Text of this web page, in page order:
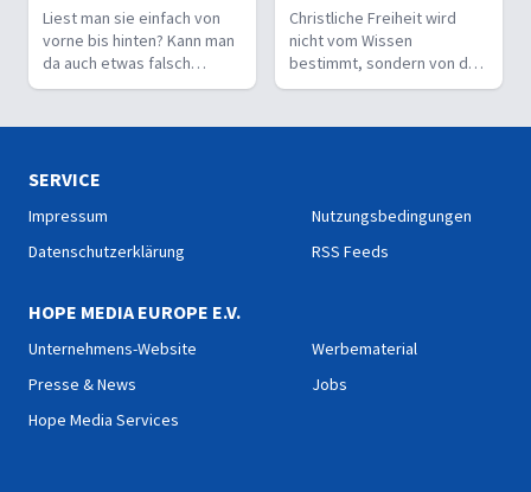
Liest man sie einfach von
vorne bis hinten? Kann man
da auch etwas falsch
machen? Wie interpretiert
Christliche Freiheit wird
nicht vom Wissen
bestimmt, sondern von der
Beziehung zum Nächsten –
SERVICE
Impressum
Datenschutzerklärung
Nutzungsbedingungen
RSS Feeds
HOPE MEDIA EUROPE E.V.
Unternehmens-Website
Presse & News
Hope Media Services
Werbematerial
Jobs